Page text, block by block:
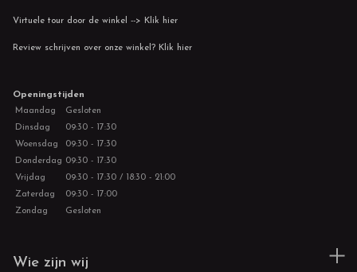
Virtuele tour door de winkel --> Klik hier
Review schrijven over onze winkel? Klik hier
Openingstijden
Maandag
Gesloten
Dinsdag
09:30 - 17:30
Woensdag
09:30 - 17:30
Donderdag 09:30 - 17:30
Vrijdag
09:30 - 17:30 / 18:30 - 21:00
Zaterdag
09:30 - 17:00
Zondag
Gesloten
Wie zijn wij